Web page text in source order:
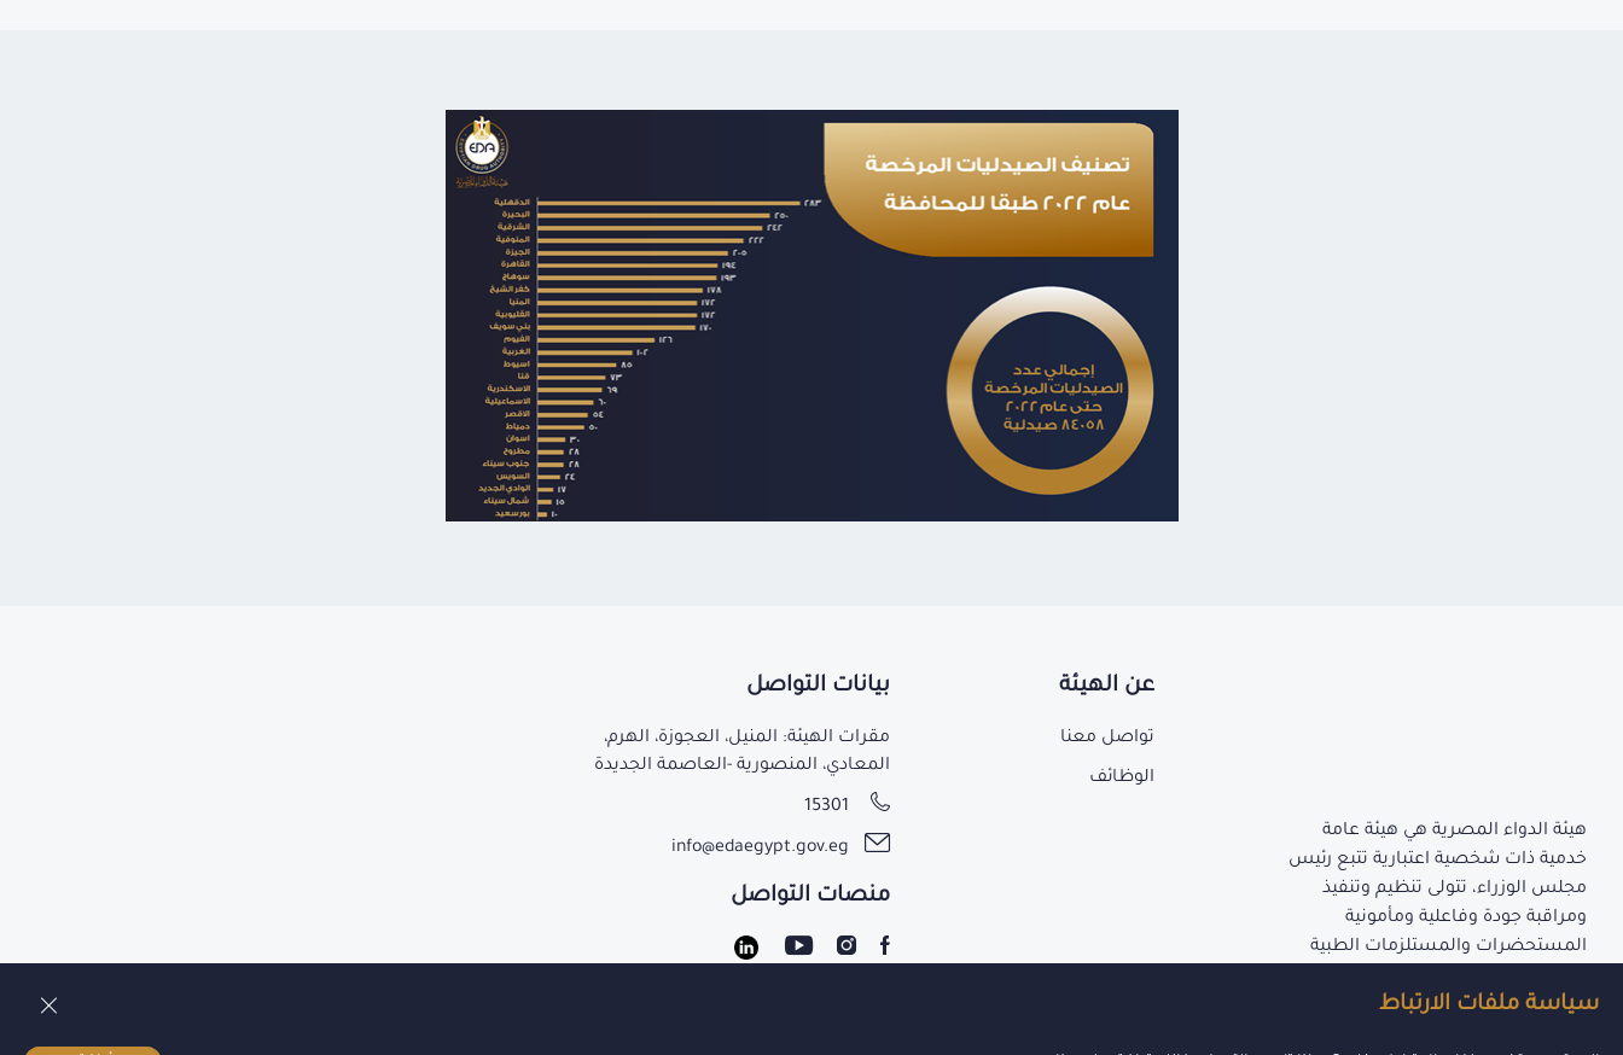
سياسة ملفات الارتباط
هيئة الدواء المصرية هي هيئة عامة
خدمية ذات شخصية اعتبارية تتبع رئيس
مجلس الوزراء، تتولى تنظيم وتنفيذ
ومراقبة جودة وفاعلية ومأمونية
المستحضرات والمستلزمات الطبية
الهيئة.
عن الهيئة
تواصل معنا
الوظائف
بيانات التواصل
مقرات الهيئة: المنيل، العجوزة، الهرم،
المعادي، المنصورية -العاصمة الجديدة
15301
info@edaegypt.gov.eg
منصات التواصل